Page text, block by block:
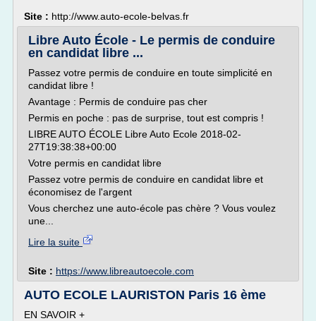
Site : http://www.auto-ecole-belvas.fr
Libre Auto École - Le permis de conduire
en candidat libre ...
Passez votre permis de conduire en toute simplicité en
candidat libre !
Avantage : Permis de conduire pas cher
Permis en poche : pas de surprise, tout est compris !
LIBRE AUTO ÉCOLE Libre Auto Ecole 2018-02-
27T19:38:38+00:00
Votre permis en candidat libre
Passez votre permis de conduire en candidat libre et
économisez de l'argent
Vous cherchez une auto-école pas chère ? Vous voulez
une...
Lire la suite
Site : https://www.libreautoecole.com
AUTO ECOLE LAURISTON Paris 16 ème
EN SAVOIR +